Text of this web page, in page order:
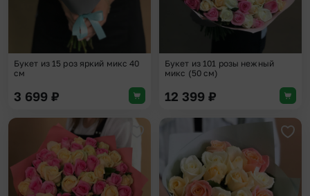
Букет из 15 роз яркий микс 40
см
3 699 ₽
Букет из 101 розы нежный
микс (50 см)
12 399 ₽
Добавить в избранное